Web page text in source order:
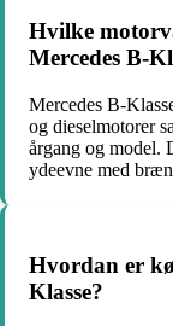
Hvilke
Mercedes B-
Mercedes B-
og dieselmotorer
årgang og model.
ydeevne med
Hvordan er
Klasse?